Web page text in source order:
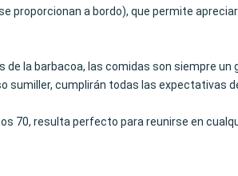
a bordo), que permite
la barbacoa, las comidas son siempre
sumiller, cumplirán todas las expectativas
70, resulta perfecto para reunirse en